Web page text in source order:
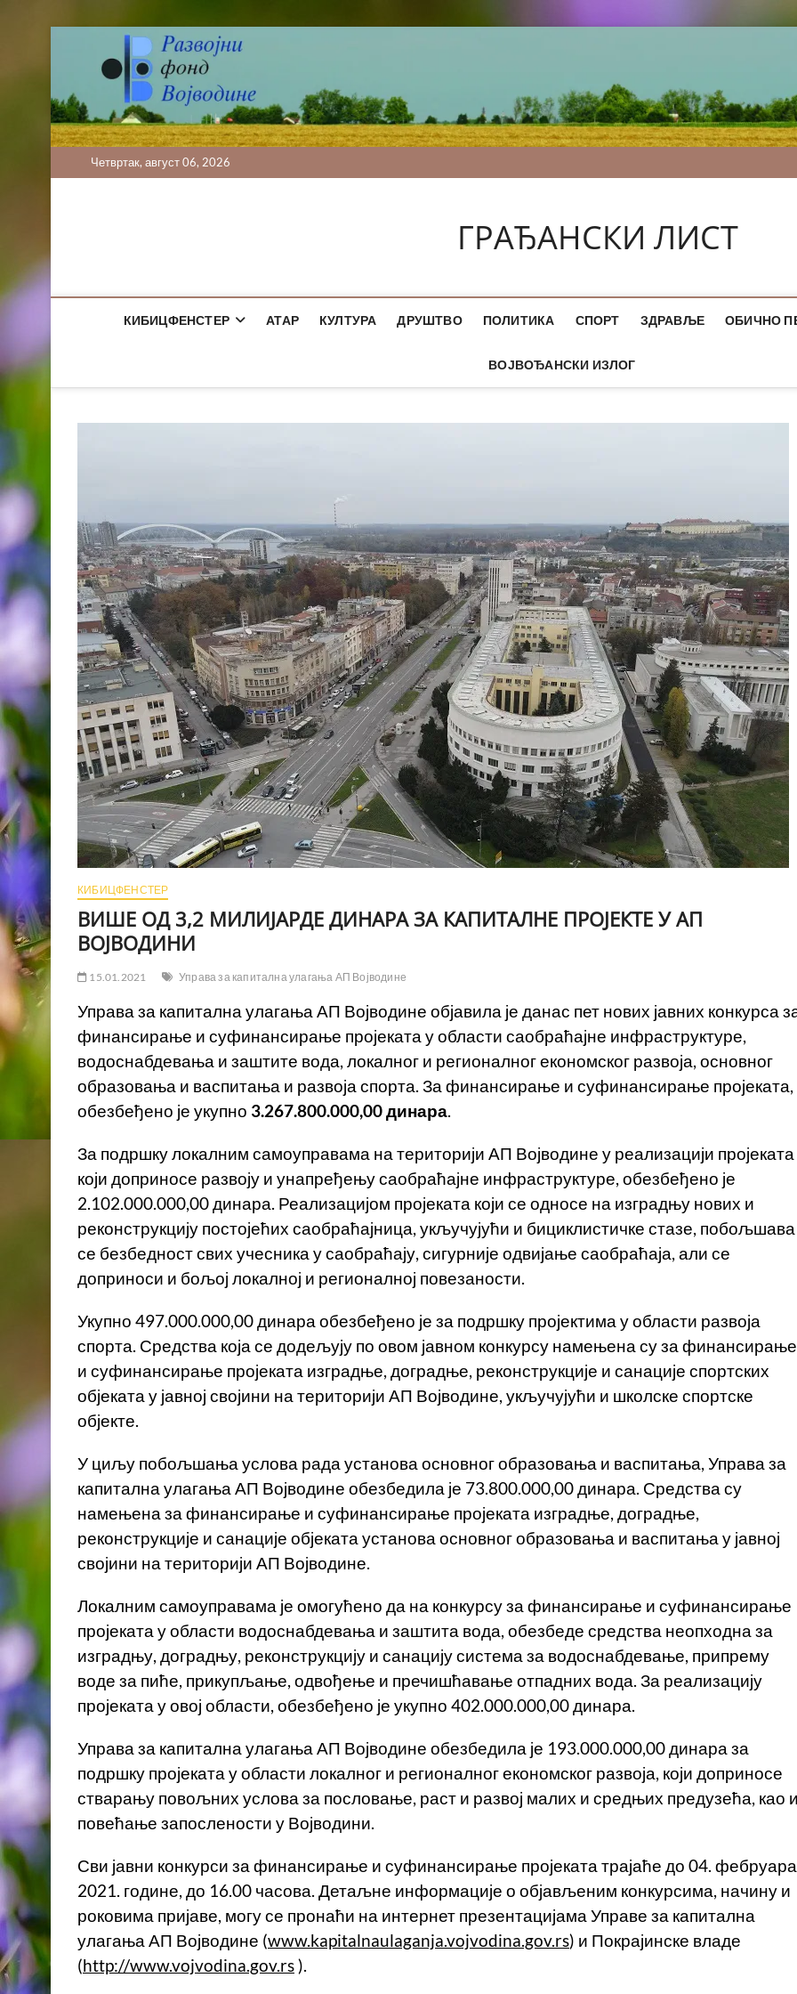
Четвртак, август 06, 2026
ГРАЂАНСКИ ЛИСТ
КИБИЦФЕНСТЕР АТАР КУЛТУРА ДРУШТВО ПОЛИТИКА СПОРТ ЗДРАВЉЕ ОБИЧНО
ВОЈВОЂАНСКИ ИЗЛОГ
КИБИЦФЕНСТЕР
ВИШЕ ОД 3,2 МИЛИЈАРДЕ ДИНАРА ЗА КАПИТАЛНЕ ПРОЈЕКТЕ У АП
ВОЈВОДИНИ
15.01.2021 Управа за капитална улагања АП Војводине
Управа за капитална улагања АП Војводине објавила је данас пет нових јавних конкурса
финансирање и суфинансирање пројеката у области саобраћајне инфраструктуре,
водоснабдевања и заштите вода, локалног и регионалног економског развоја, основног
образовања и васпитања и развоја спорта. За финансирање и суфинансирање пројеката,
обезбеђено је укупно 3.267.800.000,00динара.
За подршку локалним самоуправама на територији АП Војводине у реализацији пројеката
који доприносе развоју и унапређењу саобраћајне инфраструктуре, обезбеђено је
2.102.000.000,00 динара. Реализацијом пројеката који се односе на изградњу нових и
реконструкцију постојећих саобраћајница, укључујући и бициклистичке стазе, побољшава
се безбедност свих учесника у саобраћају, сигурније одвијање саобраћаја, али се
доприноси и бољој локалној и регионалној повезаности.
Укупно 497.000.000,00 динара обезбеђено је за подршку пројектима у области развоја
спорта. Средства која се додељују по овом јавном конкурсу намењена су за финансирање
и суфинансирање пројеката изградње, доградње, реконструкције и санације спортских
објеката у јавној својини на територији АП Војводине, укључујући и школске спортске
објекте.
У циљу побољшања услова рада установа основног образовања и васпитања, Управа за
капитална улагања АП Војводине обезбедила је 73.800.000,00 динара. Средства су
намењена за финансирање и суфинансирање пројеката изградње, доградње,
реконструкције и санације објеката установа основног образовања и васпитања у јавној
својини на територији АП Војводине.
Локалним самоуправама је омогућено да на конкурсу за финансирање и суфинансирање
пројеката у области водоснабдевања и заштита вода, обезбеде средства неопходна за
изградњу, доградњу, реконструкцију и санацију система за водоснабдевање, припрему
воде за пиће, прикупљање, одвођење и пречишћавање отпадних вода. За реализацију
пројеката у овој области, обезбеђено је укупно 402.000.000,00 динара.
Управа за капитална улагања АП Војводине обезбедила је 193.000.000,00 динара за
подршку пројеката у области локалног и регионалног економског развоја, који доприносе
стварању повољних услова за пословање, раст и развој малих и средњих предузећа, као
повећање запослености у Војводини.
Сви јавни конкурси за финансирање и суфинансирање пројеката трајаће до 04. фебруара
2021. године, до 16.00 часова. Детаљне информације о објављеним конкурсима, начину и
роковима пријаве, могу се пронаћи на интернет презентацијама Управе за капитална
улагања АП Војводине (www.kapitalnaulaganja.vojvodina.gov.rs) и Покрајинске владе
(http://www.vojvodina.gov.rs).